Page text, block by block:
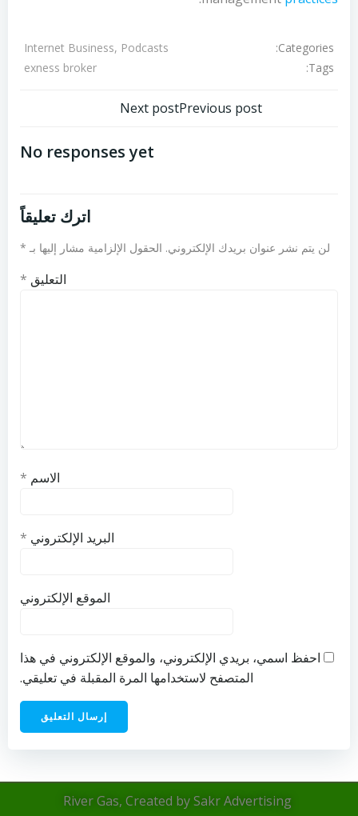
Categories:
Internet Business, Podcasts
Tags:
exness broker
Previous postتصفّح
المقالات
Next post
No responses yet
اترك تعليقاً
لن يتم نشر عنوان بريدك الإلكتروني. الحقول الإلزامية مشار إليها بـ *
التعليق *
الاسم *
البريد الإلكتروني *
الموقع الإلكتروني
احفظ اسمي، بريدي الإلكتروني، والموقع الإلكتروني في هذا
المتصفح لاستخدامها المرة المقبلة في تعليقي.